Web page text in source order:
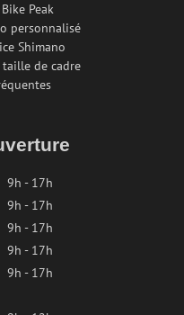
Peak
personnalisé
Shimano
de cadre
9h - 17h
9h - 17h
9h - 17h
9h - 17h
9h - 17h